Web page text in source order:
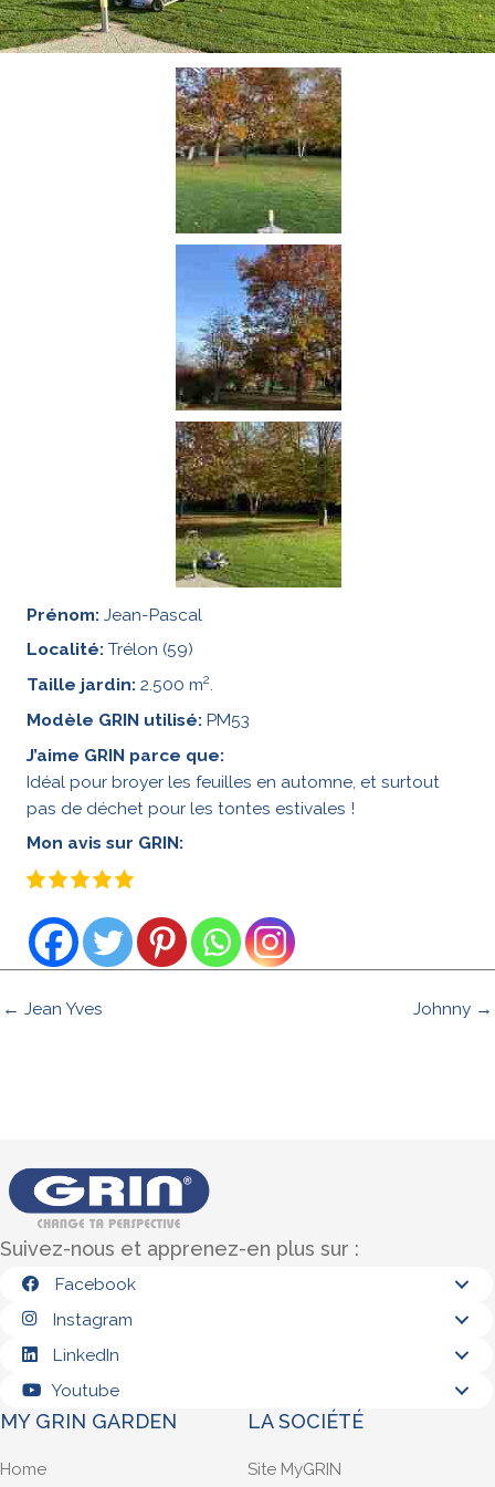
Prénom: Jean-Pascal
Localité: Trélon (59)
Taille jardin: 2.500 m2.
Modèle GRIN utilisé: PM53
J’aime GRIN parce que:
Idéal pour broyer les feuilles en automne, et surtout
pas de déchet pour les tontes estivales !
Mon avis sur GRIN:
← Jean Yves Johnny →
Suivez-nous et apprenez-en plus sur :
Facebook
Instagram
LinkedIn
Youtube
MY GRIN GARDEN
Home
LA SOCIÉTÉ
Site MyGRIN